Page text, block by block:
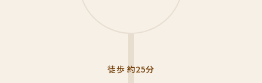
徒歩 約25分